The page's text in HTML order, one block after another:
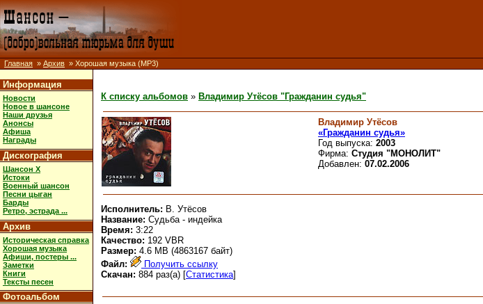
Главная » Архив » Хорошая музыка (MP3)
Информация
Новости
Новое в шансоне
Наши друзья
Анонсы
Афиша
Награды
Дискография
Шансон X
Истоки
Военный шансон
Песни цыган
Барды
Ретро, эстрада ...
Архив
Историческая справка
Хорошая музыка
Афиши, постеры ...
Заметки
Книги
Тексты песен
Фотоальбом
К списку альбомов » Владимир Утёсов "Гражданин судья"
Владимир Утёсов
«Гражданин судья»
Год выпуска: 2003
Фирма: Студия "МОНОЛИТ"
Добавлен: 07.02.2006
Исполнитель: В. Утёсов
Название: Судьба - индейка
Время: 3:22
Качество: 192 VBR
Размер: 4.6 MB (4863167 байт)
Файл:
Получить ссылку
Скачан: 884 раз(а) [Статистика]